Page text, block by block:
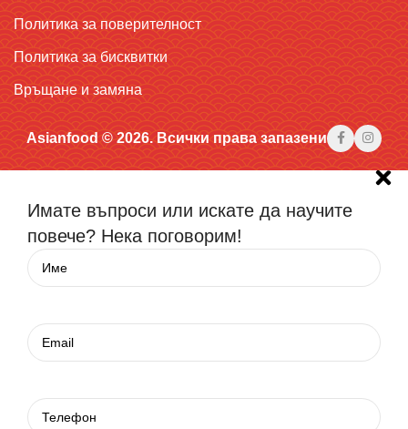
Политика за поверителност
Политика за бисквитки
Връщане и замяна
Asianfood © 2026. Всички права запазени
Имате въпроси или искате да научите
повече? Нека поговорим!